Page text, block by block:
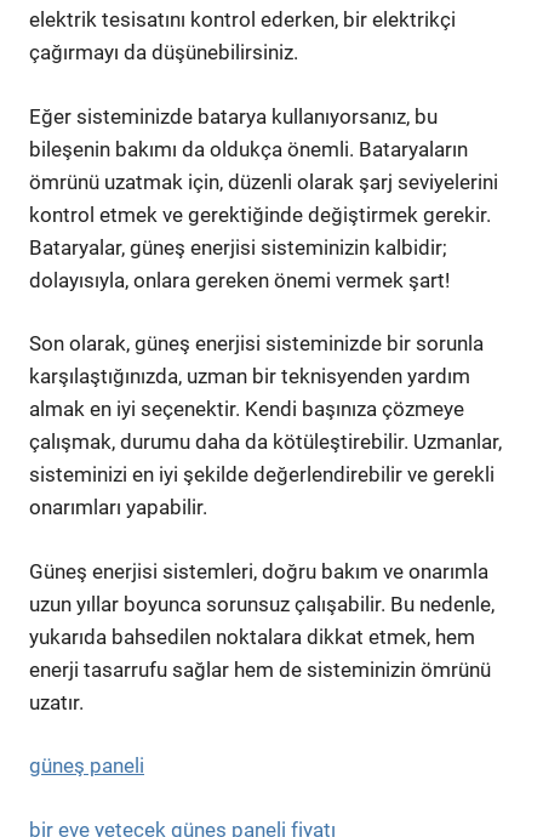
elektrik tesisatını kontrol ederken, bir elektrikçi
çağırmayı da düşünebilirsiniz.
Eğer sisteminizde batarya kullanıyorsanız, bu
bileşenin bakımı da oldukça önemli. Bataryaların
ömrünü uzatmak için, düzenli olarak şarj seviyelerini
kontrol etmek ve gerektiğinde değiştirmek gerekir.
Bataryalar, güneş enerjisi sisteminizin kalbidir;
dolayısıyla, onlara gereken önemi vermek şart!
Son olarak, güneş enerjisi sisteminizde bir sorunla
karşılaştığınızda, uzman bir teknisyenden yardım
almak en iyi seçenektir. Kendi başınıza çözmeye
çalışmak, durumu daha da kötüleştirebilir. Uzmanlar,
sisteminizi en iyi şekilde değerlendirebilir ve gerekli
onarımları yapabilir.
Güneş enerjisi sistemleri, doğru bakım ve onarımla
uzun yıllar boyunca sorunsuz çalışabilir. Bu nedenle,
yukarıda bahsedilen noktalara dikkat etmek, hem
enerji tasarrufu sağlar hem de sisteminizin ömrünü
uzatır.
güneş paneli
bir eve yetecek güneş paneli fiyatı